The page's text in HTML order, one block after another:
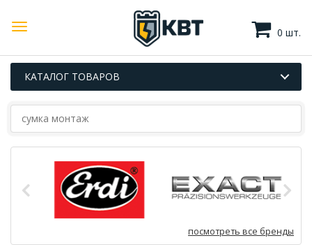
0 шт.
КАТАЛОГ ТОВАРОВ
посмотреть все бренды